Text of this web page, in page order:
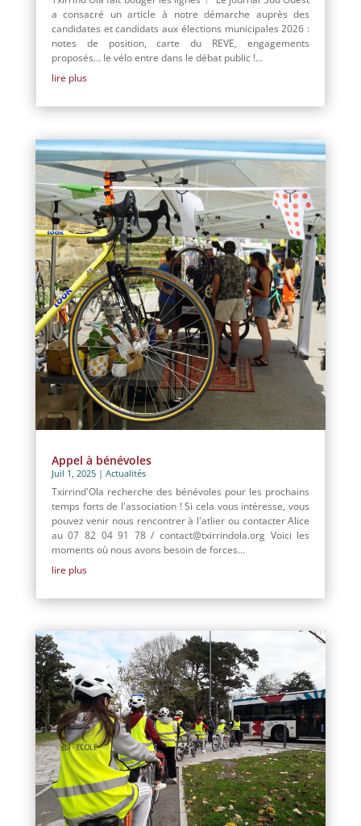
a consacré un article à notre démarche auprès des
candidates et candidats aux élections municipales 2026 :
notes de position, carte du REVE, engagements
proposés… le vélo entre dans le débat public !...
lire plus
Appel à bénévoles
Juil 1, 2025| Actualités
Txirrind'Ola recherche des bénévoles pour les prochains
temps forts de l'association ! Si cela vous intéresse, vous
pouvez venir nous rencontrer à l'atlier ou contacter Alice
au 07 82 04 91 78 / contact@txirrindola.org Voici les
moments où nous avons besoin de forces...
lire plus